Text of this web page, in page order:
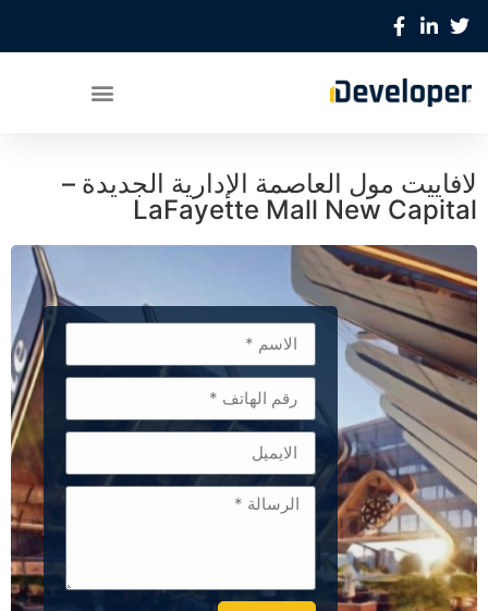
لافاييت مول العاصمة الإدارية الجديدة –
LaFayette Mall New Capital